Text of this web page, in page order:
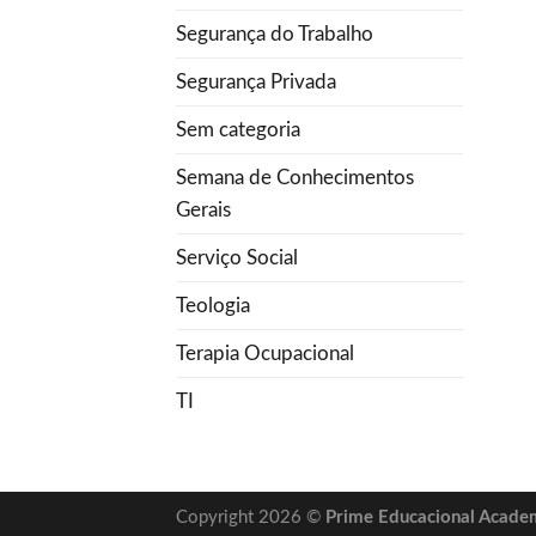
Segurança do Trabalho
Segurança Privada
Sem categoria
Semana de Conhecimentos
Gerais
Serviço Social
Teologia
Terapia Ocupacional
TI
Copyright 2026 © Prime Educacional